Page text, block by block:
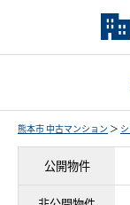
熊本市 中古マンション ＞
公開物件